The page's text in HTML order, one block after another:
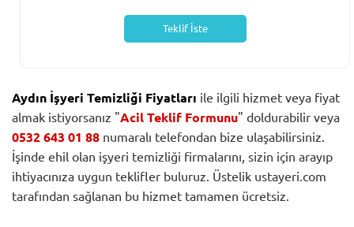
Teklif İste
Aydın İşyeri Temizliği Fiyatları ile ilgili hizmet veya fiyat
almak istiyorsanız "Acil Teklif Formunu" doldurabilir veya
0532 643 01 88 numaralı telefondan bize ulaşabilirsiniz.
İşinde ehil olan işyeri temizliği firmalarını, sizin için arayıp
ihtiyacınıza uygun teklifler buluruz. Üstelik ustayeri.com
tarafından sağlanan bu hizmet tamamen ücretsiz.